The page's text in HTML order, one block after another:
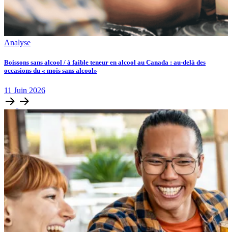
Analyse
Boissons sans alcool / à faible teneur en alcool au Canada : au-delà des
occasions du « mois sans alcool»
11 Juin 2026